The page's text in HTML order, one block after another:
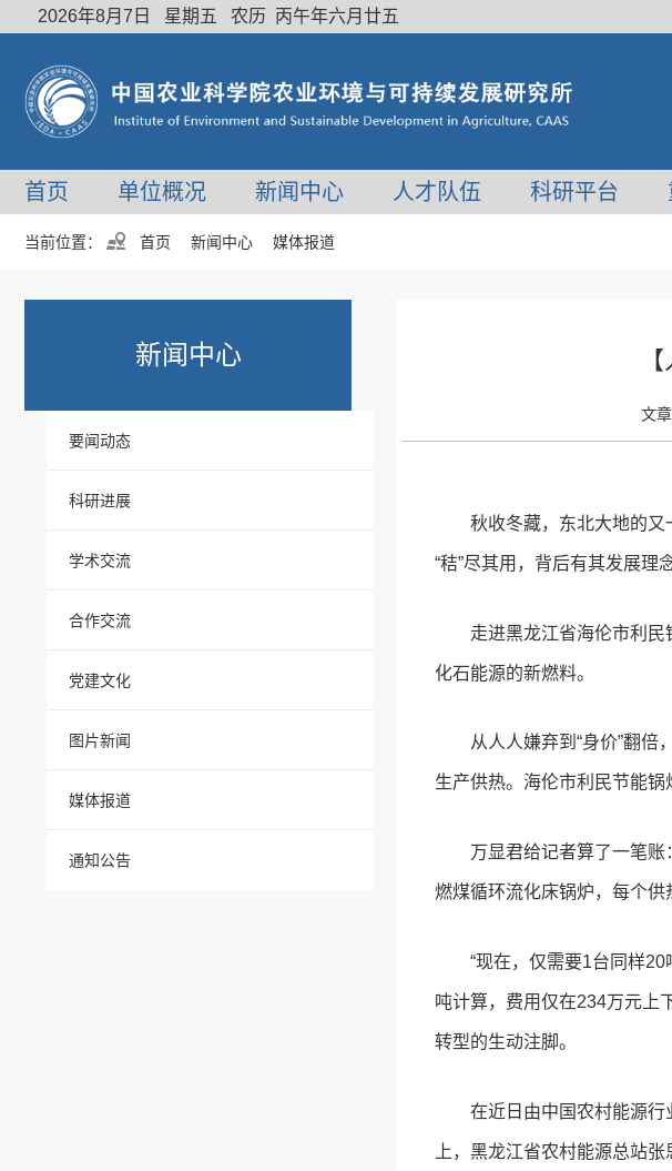
2026年8月7日 星期五 农历 丙午年六月廿五
首页 单位概况 新闻中心 人才队伍 科研平台
当前位置： 首页 新闻中心 媒体报道
新闻中心
要闻动态
科研进展
学术交流
合作交流
党建文化
图片新闻
媒体报道
通知公告
文章
秋收冬藏，东北大地的又
“秸”尽其用，背后有其发展理
走进黑龙江省海伦市利
化石能源的新燃料。
从人人嫌弃到“身价”翻倍
生产供热。海伦市利民节能锅
万显君给记者算了一笔
燃煤循环流化床锅炉，每个供
“现在，仅需要1台同样
吨计算，费用仅在234万元上
转型的生动注脚。
在近日由中国农村能源
上，黑龙江省农村能源总站